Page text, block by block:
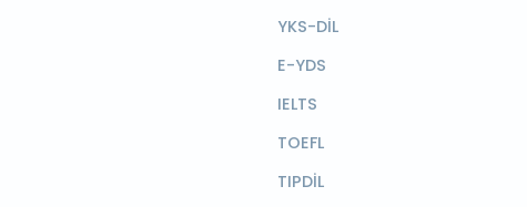
YKS-DİL
E-YDS
IELTS
TOEFL
TIPDİL